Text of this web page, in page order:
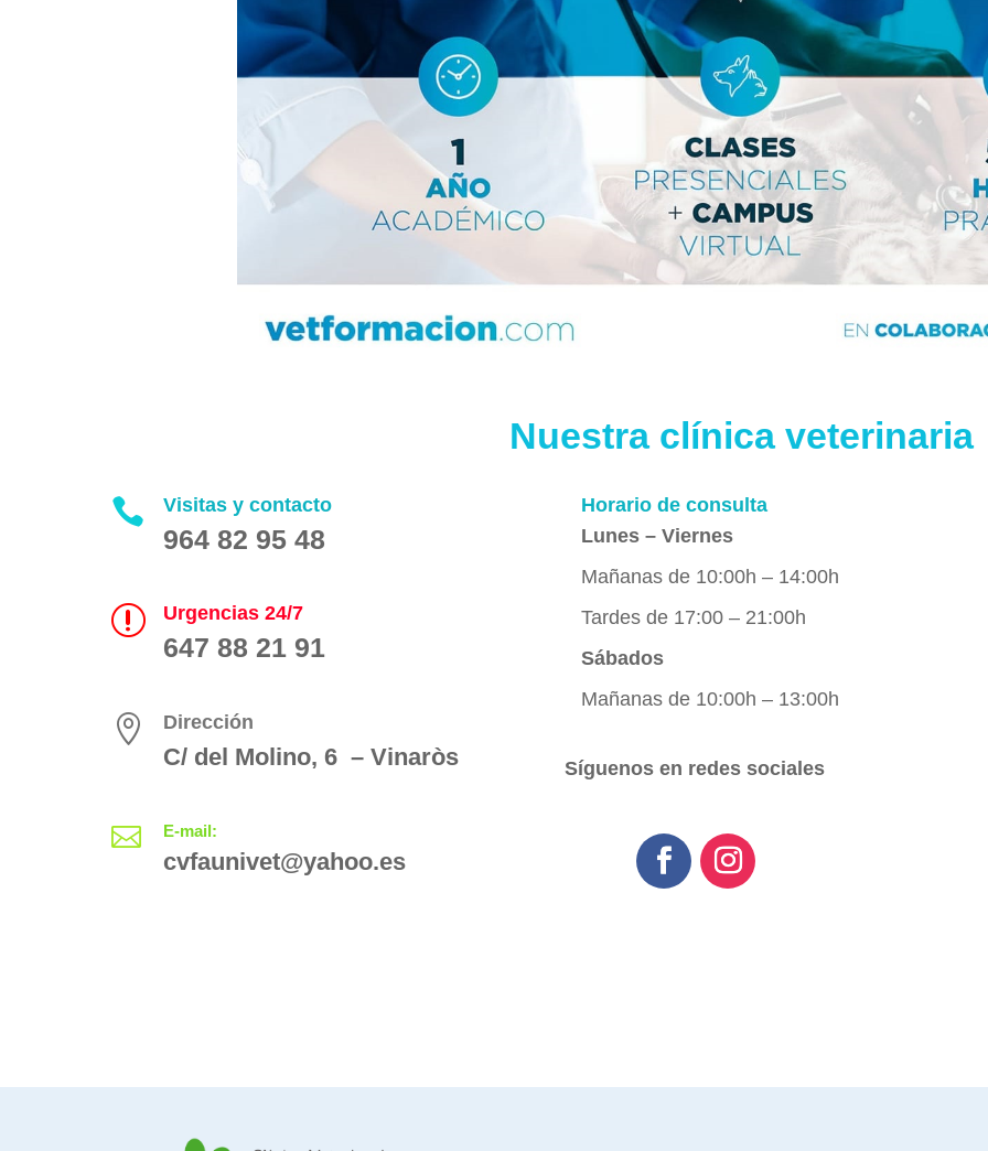
Nuestra clínica veterinaria
 Visitas y contacto
964 82 95 48
r Urgencias 24/7
647 88 21 91
 Dirección
C/ del Molino, 6 – Vinaròs
 E-mail:
cvfaunivet@yahoo.es
Horario de consulta
Lunes – Viernes
Mañanas de 10:00h – 14:00h
Tardes de 17:00 – 21:00h
Sábados
Mañanas de 10:00h – 13:00h
Síguenos en redes sociales